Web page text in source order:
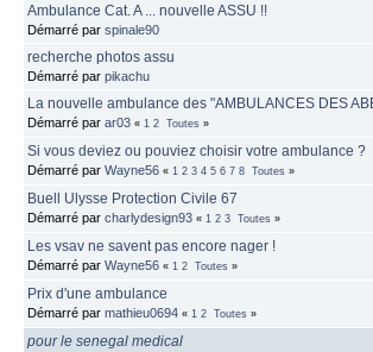
Ambulance Cat. A ... nouvelle ASSU !!
Démarré par spinale90
recherche photos assu
Démarré par pikachu
La nouvelle ambulance des "AMBULANCES DES
Démarré par ar03 « 1 2 Toutes »
Si vous deviez ou pouviez choisir votre ambulance ?
Démarré par Wayne56 « 1 2 3 4 5 6 7 8 Toutes »
Buell Ulysse Protection Civile 67
Démarré par charlydesign93 « 1 2 3 Toutes »
Les vsav ne savent pas encore nager !
Démarré par Wayne56 « 1 2 Toutes »
Prix d'une ambulance
Démarré par mathieu0694 « 1 2 Toutes »
pour le senegal medical